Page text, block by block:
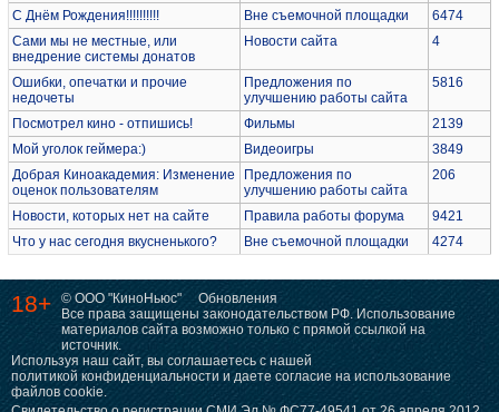
С Днём Рождения!!!!!!!!!! Вне съемочной площадки
6474
Сами мы не местные, или
внедрение системы донатов
Новости сайта 4
Ошибки, опечатки и прочие
недочеты
Предложения по
улучшению работы сайта
5816
Посмотрел кино - отпишись! Фильмы
2139
Мой уголок геймера:)
Видеоигры
3849
Добрая Киноакадемия: Изменение
оценок пользователям
Предложения по
улучшению работы сайта
206
Новости, которых нет на сайте Правила работы форума
9421
Что у нас сегодня вкусненького?
Вне съемочной площадки 4274
18+ © ООО "КиноНьюс"
Обновления
Все права защищены законодательством РФ. Использование
материалов сайта возможно только с прямой ссылкой на
источник.
Используя наш сайт, вы соглашаетесь с нашей
политикой конфиденциальности и даете согласие на использование
файлов cookie.